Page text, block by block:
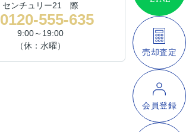
センチュリー21 際
0120-555-635
9:00～19:00
（休：水曜）